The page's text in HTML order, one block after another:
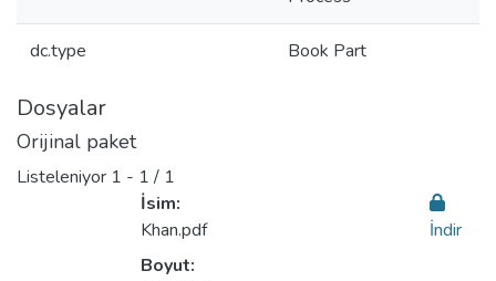
dc.type Book Part
Dosyalar
Orijinal paket
Listeleniyor 1 - 1 / 1
İsim:
Khan.pdf
Boyut:
İndir